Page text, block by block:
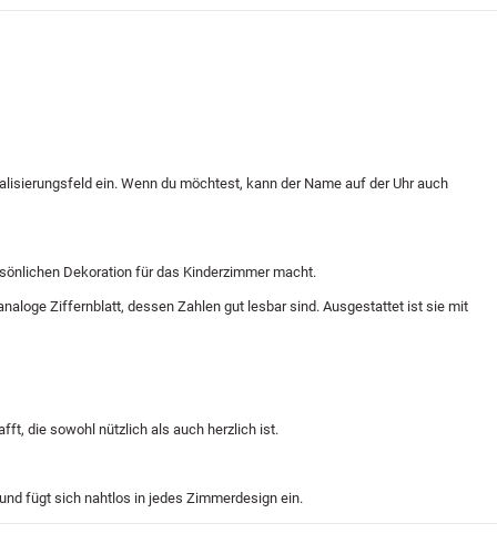
ein. Wenn du möchtest, kann der Name auf der Uhr auch
Dekoration für das Kinderzimmer macht.
Ziffernblatt, dessen Zahlen gut lesbar sind. Ausgestattet ist sie mit
die sowohl nützlich als auch herzlich ist.
fügt sich nahtlos in jedes Zimmerdesign ein.